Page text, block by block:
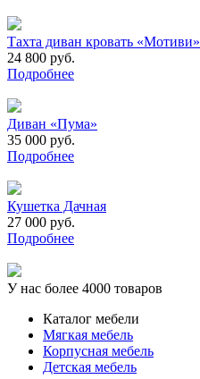
Тахта диван кровать «Мотиви»
24 800 руб.
Подробнее
Диван «Пума»
35 000 руб.
Подробнее
Кушетка Дачная
27 000 руб.
Подробнее
У нас более 4000 товаров
Каталог мебели
Мягкая мебель
Корпусная мебель
Детская мебель